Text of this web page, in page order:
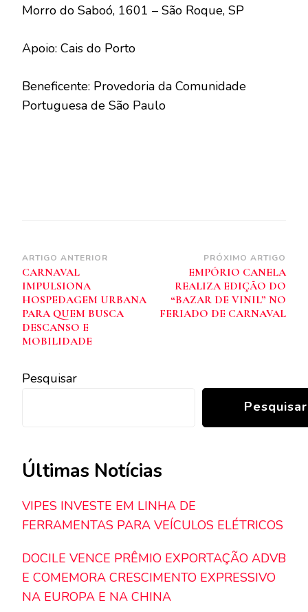
Morro do Saboó, 1601 – São Roque, SP
Apoio: Cais do Porto
Beneficente: Provedoria da Comunidade
Portuguesa de São Paulo
Navegação
de
post
ARTIGO ANTERIOR
CARNAVAL
IMPULSIONA
HOSPEDAGEM URBANA
PARA QUEM BUSCA
DESCANSO E
MOBILIDADE
PRÓXIMO ARTIGO
EMPÓRIO CANELA
REALIZA EDIÇÃO DO
“BAZAR DE VINIL” NO
FERIADO DE CARNAVAL
Pesquisar
Pesquisar
Últimas Notícias
VIPES INVESTE EM LINHA DE
FERRAMENTAS PARA VEÍCULOS ELÉTRICOS
DOCILE VENCE PRÊMIO EXPORTAÇÃO ADVB
E COMEMORA CRESCIMENTO EXPRESSIVO
NA EUROPA E NA CHINA